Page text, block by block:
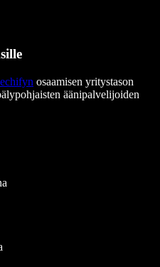
osaamisen yritystason
äänipalvelijoiden